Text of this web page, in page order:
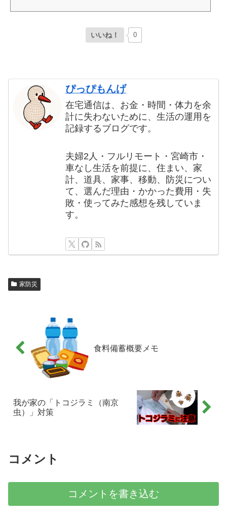
いいね！ 0
ぴっぴもんげ
在宅通信は、お金・時間・体力を余
計に失わないために、生活の運用を
記録するブログです。
夫婦2人・フルリモート・宮崎市・
車なし生活を前提に、住まい、家
計、道具、家事、移動、防災につい
て、選んだ理由・かかった費用・失
敗・使ってみた感想を残していま
す。
家防災
食料備蓄概要メモ
我が家の「トコジラミ（南京
虫）」対策
コメント
コメントを書き込む